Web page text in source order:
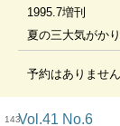
1995.7増刊
夏の三大気がか
予約はありません
143Vol.41 No.6